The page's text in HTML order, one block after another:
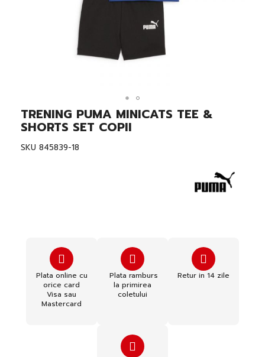
Skip
to
the
beginning
of
TRENING PUMA MINICATS TEE &
SHORTS SET COPII
SKU 845839-18
Plata online cu
orice card
Visa sau
Mastercard
Plata ramburs
la primirea
coletului
Retur in 14 zile